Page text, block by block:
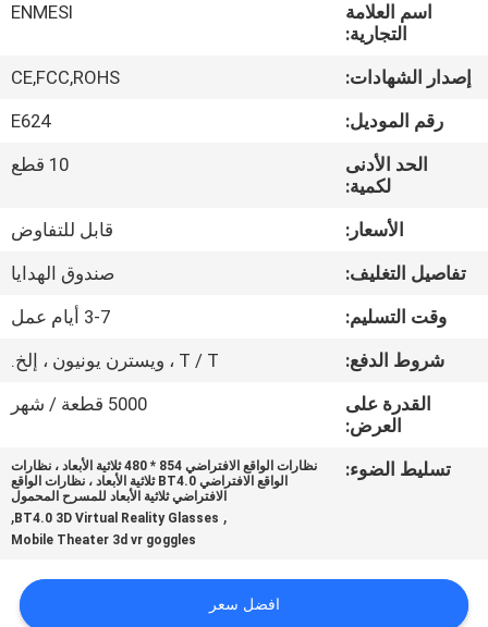
جولة
المعمل
مراقبة
الجودة
أخبار
حالات
اطلب
SHOPPING
ONLINE
اسم العلامة
التجارية:
ENMESI
إصدار الشهادات:
CE,FCC,ROHS
رقم الموديل:
E624
الحد الأدنى
لكمية:
10 قطع
الأسعار:
قابل للتفاوض
تفاصيل التغليف:
صندوق الهدايا
وقت التسليم:
3-7 أيام عمل
شروط الدفع:
T / T ، ويسترن يونيون ، إلخ.
القدرة على
العرض:
5000 قطعة / شهر
تسليط الضوء:
نظارات الواقع الافتراضي 854 * 480 ثلاثية الأبعاد ، نظارات
الواقع الافتراضي BT4.0 ثلاثية الأبعاد ، نظارات الواقع
الافتراضي ثلاثية الأبعاد للمسرح المحمول
,
BT4.0 3D Virtual Reality Glasses
,
Mobile Theater 3d vr goggles
افضل سعر